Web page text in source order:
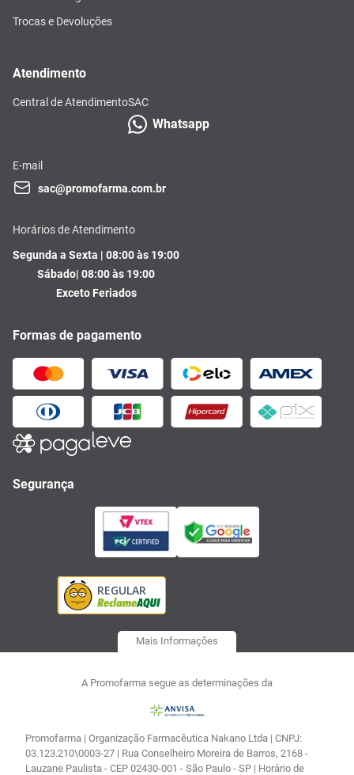
Trocas e Devoluções
Atendimento
Central de AtendimentoSAC
Whatsapp
E-mail
sac@promofarma.com.br
Horários de Atendimento
Segunda a Sexta | 08:00 às 19:00
Sábado| 08:00 às 19:00
Exceto Feriados
Formas de pagamento
Segurança
Mais Informações
A Promofarma segue as determinações da
Promofarma | Organização Farmacêutica Nakano Ltda | CNPJ:
03.123.210\0003-27 | Rua Conselheiro Moreira de Barros, 2168 -
Lauzane Paulista - CEP 02430-001 - São Paulo - SP | Horário de